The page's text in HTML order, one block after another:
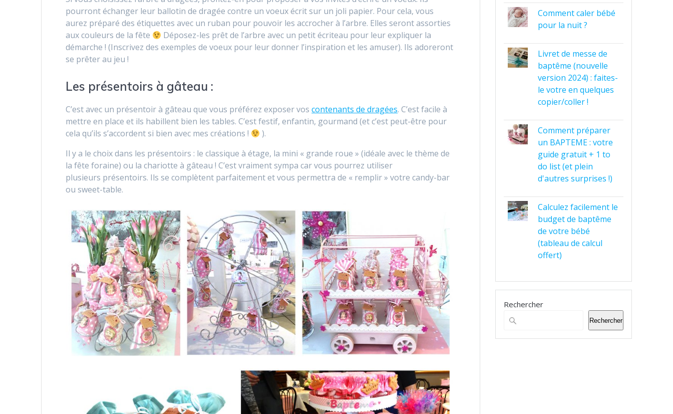
pourront échanger leur ballotin de dragée contre un voeux écrit sur un joli papier. Pour cela, vous
aurez préparé des étiquettes avec un ruban pour pouvoir les accrocher à l’arbre. Elles seront assorties
aux couleurs de la fête
Déposez-les prêt de l’arbre avec un petit écriteau pour leur expliquer la
démarche ! (Inscrivez des exemples de voeux pour leur donner l’inspiration et les amuser). Ils adoreront
se prêter au jeu !
Les présentoirs à gâteau :
C’est avec un présentoir à gâteau que vous préférez exposer voscontenants de dragées. C’est facile à
mettre en place et ils habillent bien les tables. C’est festif, enfantin, gourmand (et c’est peut-être pour
cela qu’ils s’accordent si bien avec mes créations !
).
Il y a le choix dans les présentoirs : le classique à étage, la mini « grande roue » (idéale avec le thème de
la fête foraine) ou la chariotte à gâteau ! C’est vraiment sympa car vous pourrez utiliser
plusieurs présentoirs. Ils se complètent parfaitement et vous permettra de « remplir » votre candy-bar
ou sweet-table.
Comment caler bébé
pour la nuit ?
Livret de messe de
baptême (nouvelle
version 2024) : faites-
le votre en quelques
copier/coller !
Comment préparer
un BAPTEME : votre
guide gratuit + 1 to
do list (et plein
d'autres surprises !)
Calculez facilement le
budget de baptême
de votre bébé
(tableau de calcul
offert)
Rechercher
Rechercher